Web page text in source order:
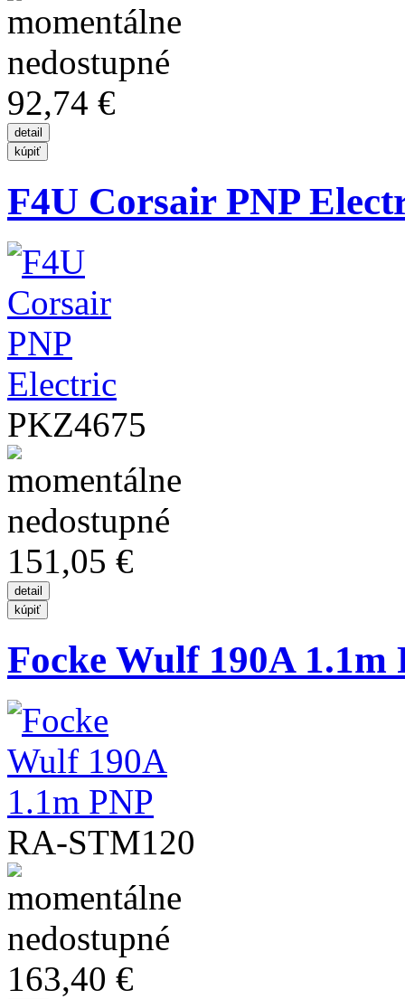
92,74 €
F4U Corsair PNP
PKZ4675
151,05 €
Focke Wulf 190A 1.1m
RA-STM120
163,40 €